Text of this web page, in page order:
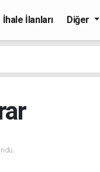
İhale İlanları
Diğer